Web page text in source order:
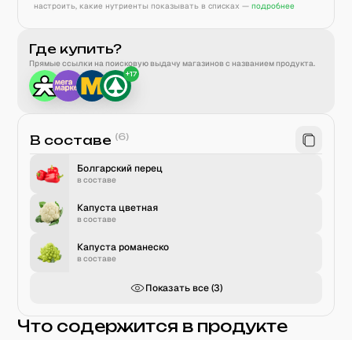
настроить, какие нутриенты показывать в списках — подробнее
Где купить?
Прямые ссылки на поисковую выдачу магазинов с названием продукта.
+17
Что содержится в продукте
В составе (6)
Болгарский перец
в составе
Капуста цветная
в составе
Капуста романеско
в составе
Показать все (3)